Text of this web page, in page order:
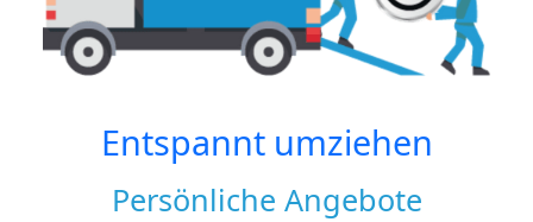
Entspannt umziehen
Persönliche Angebote